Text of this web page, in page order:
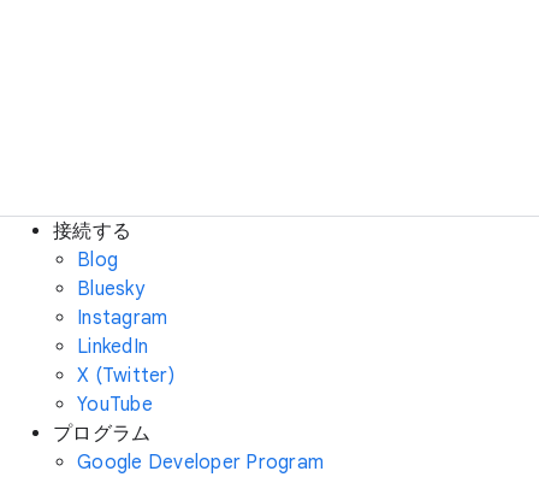
接続する
Blog
Bluesky
Instagram
LinkedIn
X (Twitter)
YouTube
プログラム
Google Developer Program